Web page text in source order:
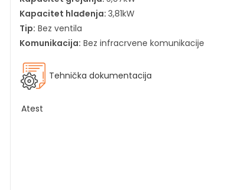
Kapacitet hlađenja: 3,81kW
Tip: Bez ventila
Komunikacija: Bez infracrvene komunikacije
Tehnička dokumentacija
Atest